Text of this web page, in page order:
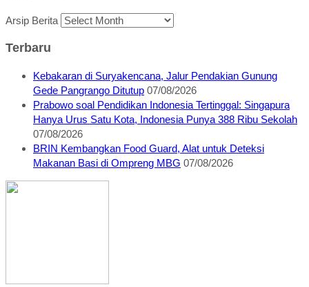
Arsip Berita
Terbaru
Kebakaran di Suryakencana, Jalur Pendakian Gunung
Gede Pangrango Ditutup 07/08/2026
Prabowo soal Pendidikan Indonesia Tertinggal: Singapura
Hanya Urus Satu Kota, Indonesia Punya 388 Ribu Sekolah
07/08/2026
BRIN Kembangkan Food Guard, Alat untuk Deteksi
Makanan Basi di Ompreng MBG 07/08/2026